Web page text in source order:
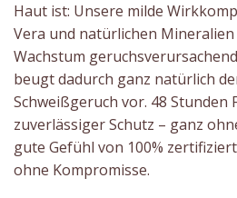
Haut ist: Unsere milde
Vera und natürlichen
Wachstum
beugt dadurch ganz natürlich
Schweißgeruch vor. 48 Stunden
zuverlässiger Schutz – ganz
gute Gefühl von 100%
ohne Kompromisse.